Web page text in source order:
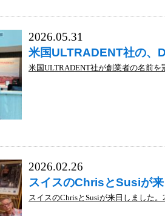
2026.05.31
米国ULTRADENT社の
米国ULTRADENT社が創業者の名前
2026.02.26
スイスのChrisとSusiが
スイスのChrisとSusiが来日しました